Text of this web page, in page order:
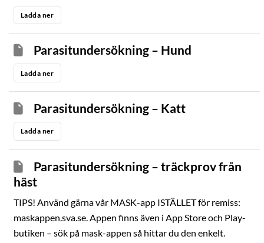
Ladda ner
Parasitundersökning – Hund
Ladda ner
Parasitundersökning – Katt
Ladda ner
Parasitundersökning – träckprov från
häst
TIPS! Använd gärna vår MASK-app ISTÄLLET för remiss:
maskappen.sva.se. Appen finns även i App Store och Play-
butiken – sök på mask-appen så hittar du den enkelt.